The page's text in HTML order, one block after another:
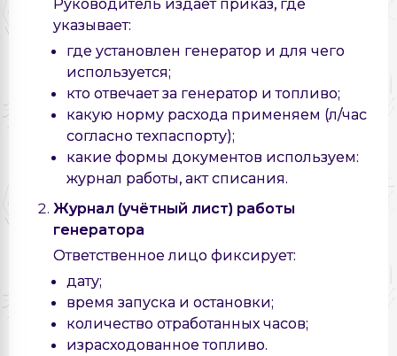
Руководитель издаёт приказ, где
указывает:
где установлен генератор и для чего
используется;
кто отвечает за генератор и топливо;
какую норму расхода применяем (л/час
согласно техпаспорту);
какие формы документов используем:
журнал работы, акт списания.
Журнал (учётный лист) работы
генератора
Ответственное лицо фиксирует:
дату;
время запуска и остановки;
количество отработанных часов;
израсходованное топливо.